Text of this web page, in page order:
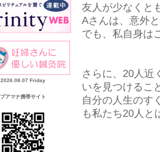
友人が少なくと
Aさんは、意外
でも、私自身は
さらに、20人近
いを見つけるこ
自分の人生のす
も私たち20人と
2026.08.07 Friday
プアマナ携帯サイト